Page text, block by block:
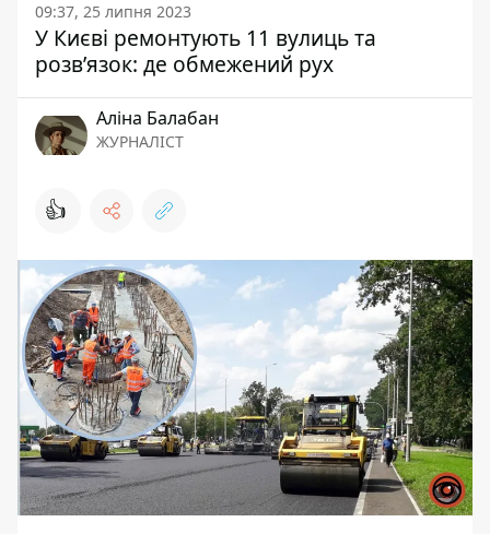
09:37, 25 липня 2023
У Києві ремонтують 11 вулиць та
розв’язок: де обмежений рух
Аліна Балабан
ЖУРНАЛІСТ
👍